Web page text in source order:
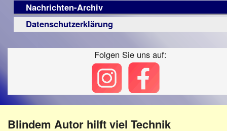
LPF-
Broschüre
Mac
Archiv
Berichte
Vorstand
Satzung
Fördern/Spenden
e.V.
Frühförderung
Schule
–
Hilfsmittel
-
PC
Augenoptiker
Berufsbildungswerke
Familienratgeber
Nachrichten-Archiv
Datenschutzerklärung
Folgen Sie uns auf:
Blindem Autor hilft viel Technik